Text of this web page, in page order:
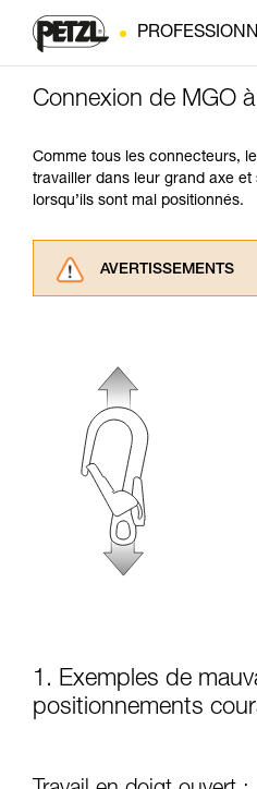
Connexion de MGO
Comme tous les connecteurs,
travailler dans leur grand axe et
lorsqu’ils sont mal positionnés.
AVERTISSEMENTS
informations de la
pouvoir comprendre
d’informations.
Maîtriser ces
formation et un
avec un professionnel
la manipulation, seul,
de la reproduire en
Nous donnons des
liées à votre activité. Il
1. Exemples de
positionnements